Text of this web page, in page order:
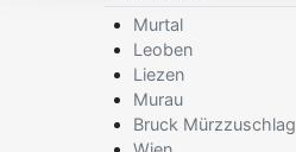
Murtal
Leoben
Liezen
Murau
Bruck Mürzzuschlag